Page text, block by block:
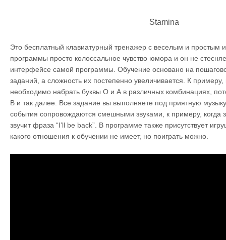
Stamina
Это бесплатный клавиатурный тренажер с веселым и простым
программы просто колоссальное чувство юмора и он не
интерфейсе самой программы. Обучение основано на
заданий, а сложность их постепенно увеличивается. К
необходимо набрать буквы О и А в различных комбинациях,
В и так далее. Все задание вы выполняете под приятную
события сопровождаются смешными звуками, к примеру, когда
звучит фраза “I’ll be back”. В программе также присутствует
какого отношения к обучении не имеет, но поиграть можно.